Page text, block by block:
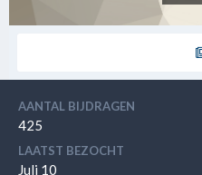
AANTAL BIJDRAGEN
425
LAATST BEZOCHT
Juli 10